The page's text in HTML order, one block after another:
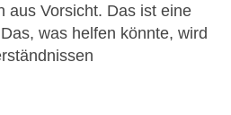
aus Vorsicht. Das ist eine
was helfen könnte, wird